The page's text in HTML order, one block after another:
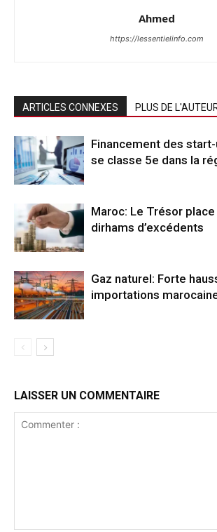
Ahmed
https://lessentielinfo.com
ARTICLES CONNEXES PLUS DE
Financement des
se classe 5e dans la
Maroc: Le Trésor
dirhams d’excédents
Gaz naturel: Forte
importations
LAISSER UN COMMENTAIRE